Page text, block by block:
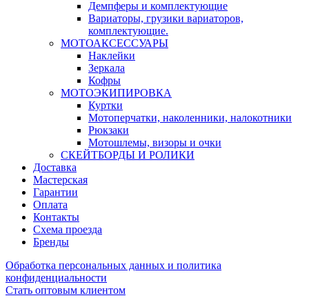
Демпферы и комплектующие
Вариаторы, грузики вариаторов,
комплектующие.
МОТОАКСЕССУАРЫ
Наклейки
Зеркала
Кофры
МОТОЭКИПИРОВКА
Куртки
Мотоперчатки, наколенники, налокотники
Рюкзаки
Мотошлемы, визоры и очки
СКЕЙТБОРДЫ И РОЛИКИ
Доставка
Мастерская
Гарантии
Оплата
Контакты
Схема проезда
Бренды
Обработка персональных данных и политика
конфиденциальности
Стать оптовым клиентом